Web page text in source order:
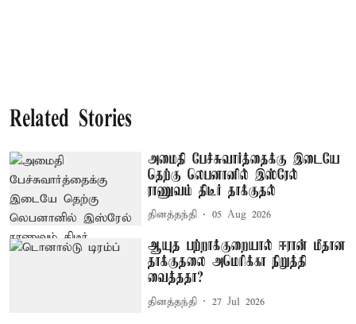
Related Stories
அமைதி பேச்சுவார்த்தைக்கு இடையே
தெற்கு லெபனானில் இஸ்ரேல்
ராணுவம் திடீர் தாக்குதல்
தினத்தந்தி 05 Aug 2026
ஆயுத பற்றாக்குறையால் ஈரான் மீதான
தாக்குதலை அமெரிக்கா நிறுத்தி
வைத்ததா?
தினத்தந்தி 27 Jul 2026